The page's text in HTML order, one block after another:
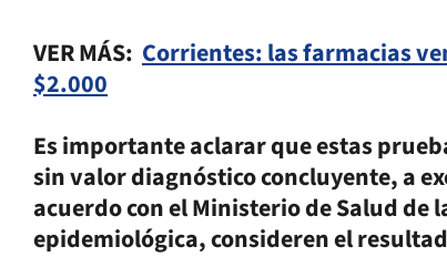
VER MÁS: Corrientes: las farmacias
$2.000
Es importante aclarar que estas
sin valor diagnóstico concluyente, a
acuerdo con el Ministerio de Salud de
epidemiológica, consideren el